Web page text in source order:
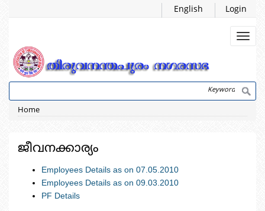
Login
English
Search
Breadcrumb
Home
ജീവനക്കാര്യം
Employees Details as on 07.05.2010
Employees Details as on 09.03.2010
PF Details